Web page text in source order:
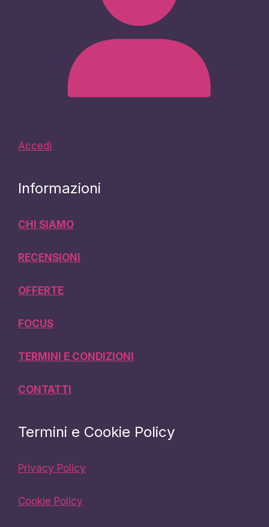
Accedi
Informazioni
CHI SIAMO
RECENSIONI
OFFERTE
FOCUS
TERMINI E CONDIZIONI
CONTATTI
Termini e Cookie Policy
Privacy Policy
Cookie Policy